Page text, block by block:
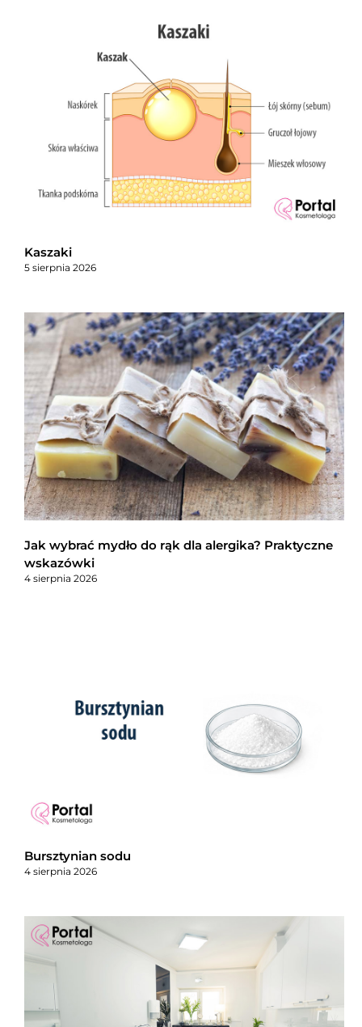
Kaszaki
5 sierpnia 2026
Jak wybrać mydło do rąk dla alergika? Praktyczne
wskazówki
4 sierpnia 2026
Bursztynian sodu
4 sierpnia 2026